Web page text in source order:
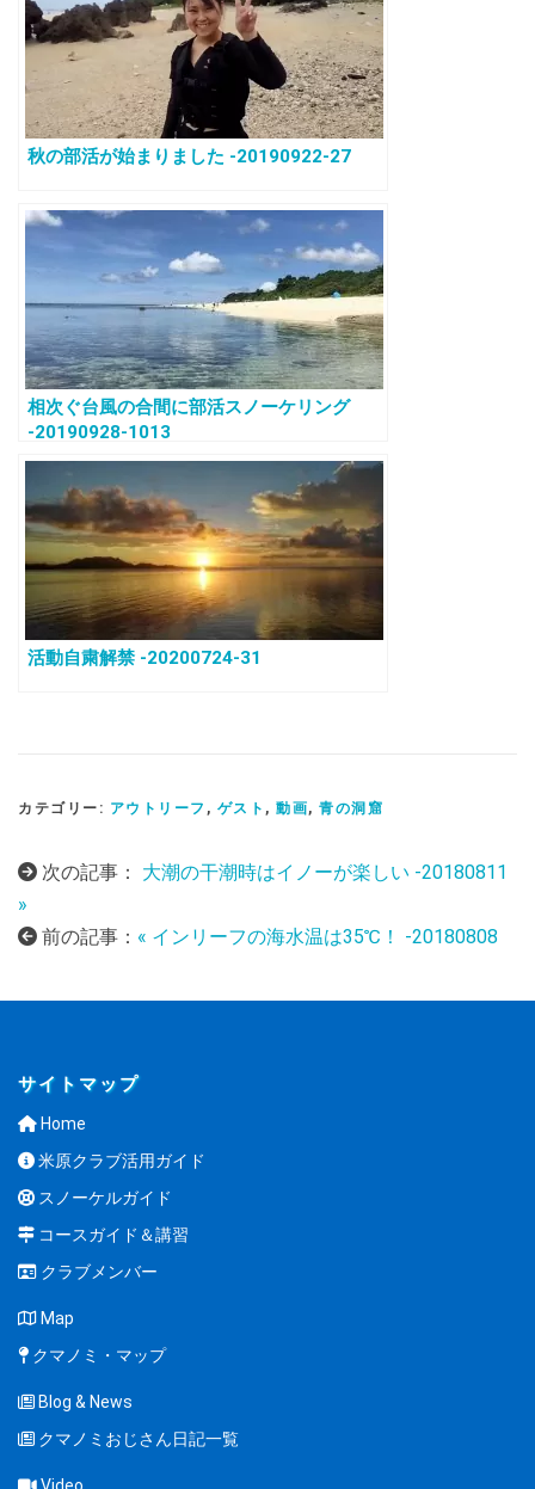
秋の部活が始まりました -20190922-27
相次ぐ台風の合間に部活スノーケリング
-20190928-1013
活動自粛解禁 -20200724-31
カテゴリー: アウトリーフ , ゲスト , 動画, 青の洞窟
次の記事：
大潮の干潮時はイノーが楽しい -20180811
»
前の記事： « インリーフの海水温は35℃！ -20180808
サイトマップ
Home
米原クラブ活用ガイド
スノーケルガイド
コースガイド＆講習
クラブメンバー
Map
クマノミ・マップ
Blog & News
クマノミおじさん日記一覧